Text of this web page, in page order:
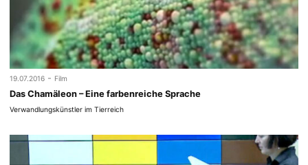
19.07.2016 - Film
Das Chamäleon – Eine farbenreiche Sprache
Verwandlungskünstler im Tierreich